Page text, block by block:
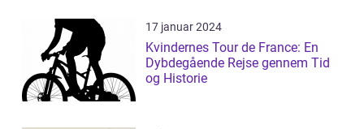
17 januar 2024
Kvindernes Tour de France: En
Dybdegående Rejse gennem Tid
og Historie